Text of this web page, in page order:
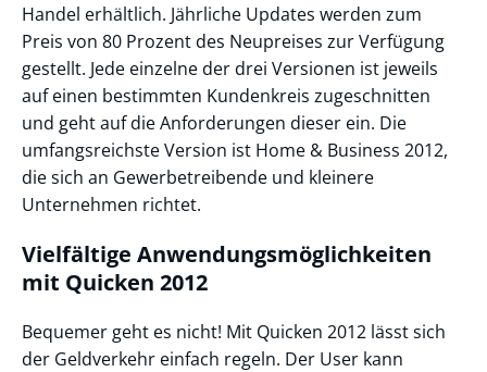
Handel erhältlich. Jährliche Updates werden zum
Preis von 80 Prozent des Neupreises zur Verfügung
gestellt. Jede einzelne der drei Versionen ist jeweils
auf einen bestimmten Kundenkreis zugeschnitten
und geht auf die Anforderungen dieser ein. Die
umfangsreichste Version ist Home & Business 2012,
die sich an Gewerbetreibende und kleinere
Unternehmen richtet.
Vielfältige Anwendungsmöglichkeiten
mit Quicken 2012
Bequemer geht es nicht! Mit Quicken 2012 lässt sich
der Geldverkehr einfach regeln. Der User kann